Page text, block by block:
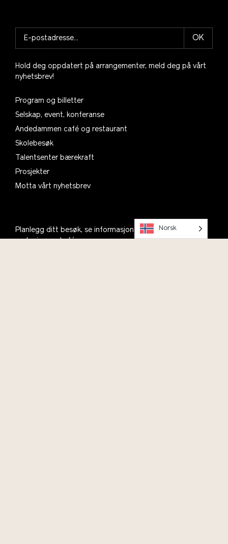
OK
Hold deg oppdatert på arrangementer, meld deg på vårt
nyhetsbrev!
Program og billetter
Selskap, event, konferanse
Andedammen café og restaurant
Skolebesøk
Talentsenter bærekraft
Prosjekter
Motta vårt nyhetsbrev
Planlegg ditt besøk, se informasjon om åpningstider,
parkering og kafé
Norsk